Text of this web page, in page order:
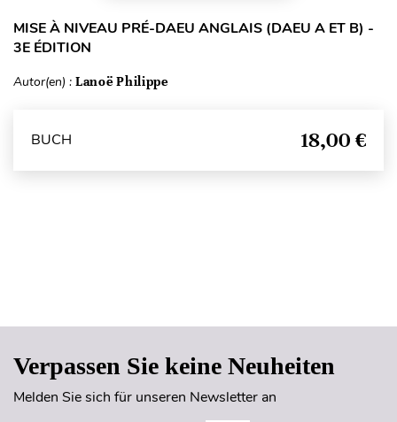
MISE À NIVEAU PRÉ-DAEU ANGLAIS (DAEU A ET B) -
3E ÉDITION
Autor(en) : Lanoë Philippe
BUCH 18,00 €
Verpassen Sie keine Neuheiten
Melden Sie sich für unseren Newsletter an